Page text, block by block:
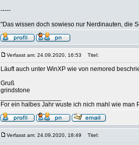
-----
"Das wissen doch sowieso nur Nerdinauten, die
Verfasst am: 24.09.2020, 16:53 Titel:
Läuft auch unter WinXP wie von nemored
Gruß
grindstone
For ein halbes Jahr wuste ich nich mahl wie man
Verfasst am: 24.09.2020, 18:49 Titel: